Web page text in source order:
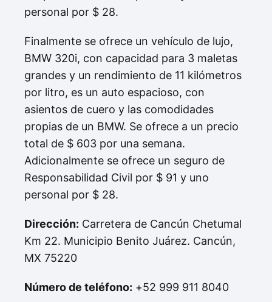
personal por $ 28.
Finalmente se ofrece un vehículo de lujo,
BMW 320i, con capacidad para 3 maletas
grandes y un rendimiento de 11 kilómetros
por litro, es un auto espacioso, con
asientos de cuero y las comodidades
propias de un BMW. Se ofrece a un precio
total de $ 603 por una semana.
Adicionalmente se ofrece un seguro de
Responsabilidad Civil por $ 91 y uno
personal por $ 28.
Dirección: Carretera de Cancún Chetumal
Km 22. Municipio Benito Juárez. Cancún,
MX 75220
Número de teléfono: +52 999 911 8040